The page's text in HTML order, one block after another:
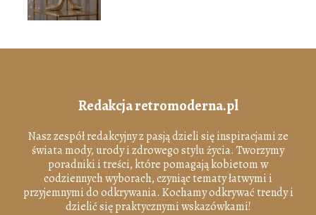
Redakcja retromoderna.pl
Nasz zespół redakcyjny z pasją dzieli się inspiracjami ze
świata mody, urody i zdrowego stylu życia. Tworzymy
poradniki i treści, które pomagają kobietom w
codziennych wyborach, czyniąc tematy łatwymi i
przyjemnymi do odkrywania. Kochamy odkrywać trendy i
dzielić się praktycznymi wskazówkami!